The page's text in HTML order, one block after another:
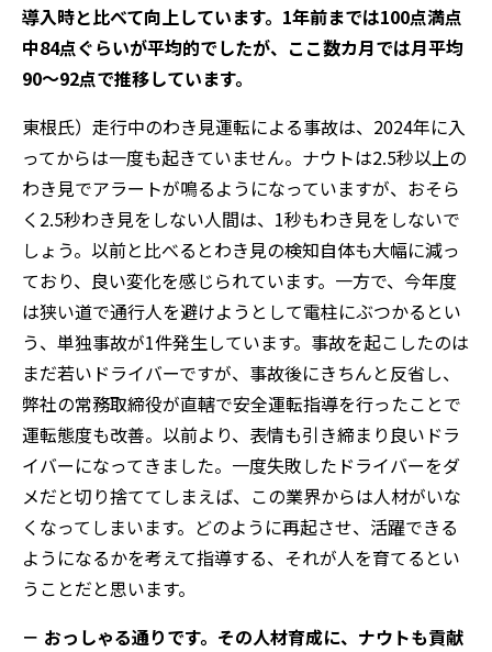
導入時と比べて向上しています。1年前までは100点満点
中84点ぐらいが平均的でしたが、ここ数カ月では月平均
90～92点で推移しています。
東根氏）走行中のわき見運転による事故は、2024年に入
ってからは一度も起きていません。ナウトは2.5秒以上の
わき見でアラートが鳴るようになっていますが、おそら
く2.5秒わき見をしない人間は、1秒もわき見をしないで
しょう。以前と比べるとわき見の検知自体も大幅に減っ
ており、良い変化を感じられています。一方で、今年度
は狭い道で通行人を避けようとして電柱にぶつかるとい
う、単独事故が1件発生しています。事故を起こしたのは
まだ若いドライバーですが、事故後にきちんと反省し、
弊社の常務取締役が直轄で安全運転指導を行ったことで
運転態度も改善。以前より、表情も引き締まり良いドラ
イバーになってきました。一度失敗したドライバーをダ
メだと切り捨ててしまえば、この業界からは人材がいな
くなってしまいます。どのように再起させ、活躍できる
ようになるかを考えて指導する、それが人を育てるとい
うことだと思います。
－ おっしゃる通りです。その人材育成に、ナウトも貢献